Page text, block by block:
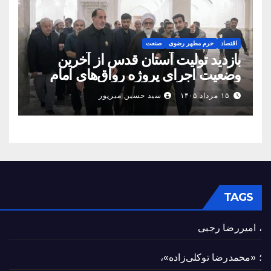
اقتصاد حرم مطهر رضوی صنعت
بازدید تولیت آستان قدس از آخرین
وضعیت اجرای پروژه رواق‌های امام
حسین(ع) و امیرالمؤمنین(ع)
۱۵ مرداد ۱۴۰۵ سید حسین میرپور
TAGS
، امیررضا رجبی
؛ «محمدرضا توکلی‌زاده»،